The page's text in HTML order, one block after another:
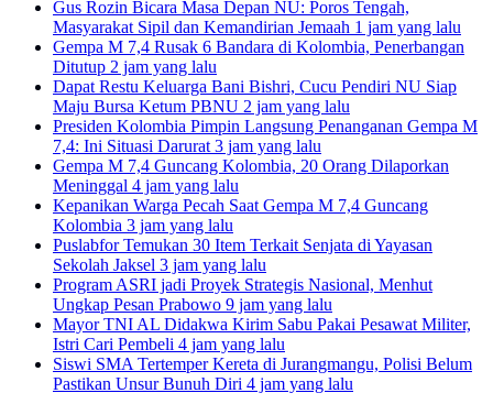
Gus Rozin Bicara Masa Depan NU: Poros Tengah,
Masyarakat Sipil dan Kemandirian Jemaah 1 jam yang lalu
Gempa M 7,4 Rusak 6 Bandara di Kolombia, Penerbangan
Ditutup 2 jam yang lalu
Dapat Restu Keluarga Bani Bishri, Cucu Pendiri NU Siap
Maju Bursa Ketum PBNU 2 jam yang lalu
Presiden Kolombia Pimpin Langsung Penanganan Gempa M
7,4: Ini Situasi Darurat 3 jam yang lalu
Gempa M 7,4 Guncang Kolombia, 20 Orang Dilaporkan
Meninggal 4 jam yang lalu
Kepanikan Warga Pecah Saat Gempa M 7,4 Guncang
Kolombia 3 jam yang lalu
Puslabfor Temukan 30 Item Terkait Senjata di Yayasan
Sekolah Jaksel 3 jam yang lalu
Program ASRI jadi Proyek Strategis Nasional, Menhut
Ungkap Pesan Prabowo 9 jam yang lalu
Mayor TNI AL Didakwa Kirim Sabu Pakai Pesawat Militer,
Istri Cari Pembeli 4 jam yang lalu
Siswi SMA Tertemper Kereta di Jurangmangu, Polisi Belum
Pastikan Unsur Bunuh Diri 4 jam yang lalu